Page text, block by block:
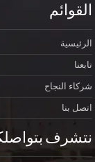
القوائم
الرئيسية
تابعنا
شركاء النجاح
اتصل بنا
نتشرف